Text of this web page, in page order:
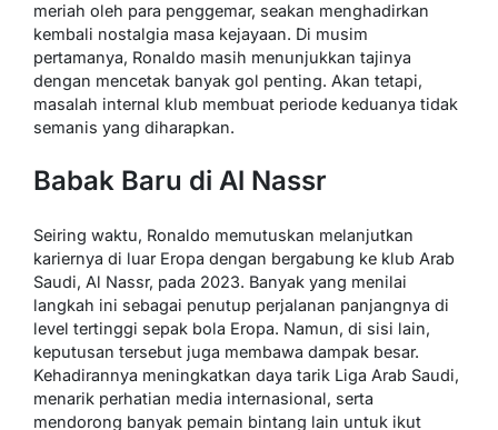
meriah oleh para penggemar, seakan menghadirkan
kembali nostalgia masa kejayaan. Di musim
pertamanya, Ronaldo masih menunjukkan tajinya
dengan mencetak banyak gol penting. Akan tetapi,
masalah internal klub membuat periode keduanya tidak
semanis yang diharapkan.
Babak Baru di Al Nassr
Seiring waktu, Ronaldo memutuskan melanjutkan
kariernya di luar Eropa dengan bergabung ke klub Arab
Saudi, Al Nassr, pada 2023. Banyak yang menilai
langkah ini sebagai penutup perjalanan panjangnya di
level tertinggi sepak bola Eropa. Namun, di sisi lain,
keputusan tersebut juga membawa dampak besar.
Kehadirannya meningkatkan daya tarik Liga Arab Saudi,
menarik perhatian media internasional, serta
mendorong banyak pemain bintang lain untuk ikut